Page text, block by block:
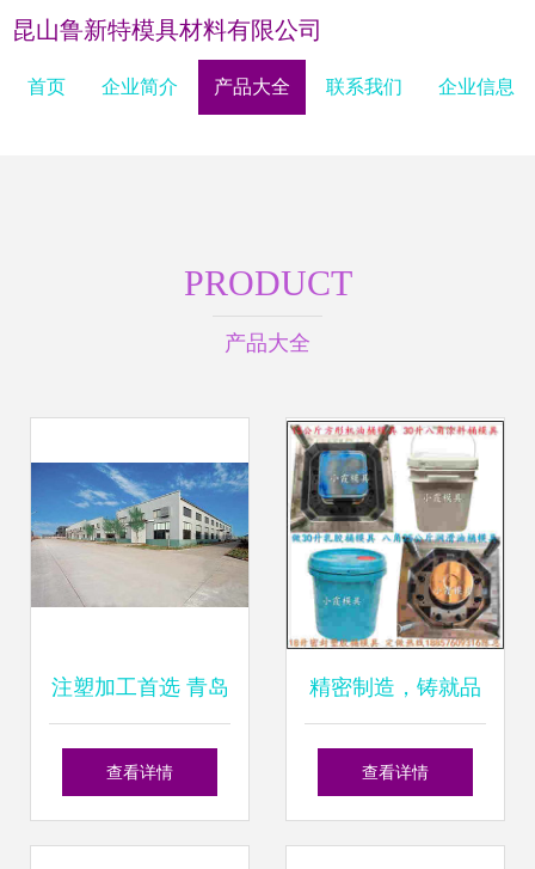
昆山鲁新特模具材料有限公司
首页 企业简介 产品大全 联系我们 企业信息
PRODUCT
产品大全
注塑加工首选 青岛
周边高密大正模
查看详情
精密制造，铸就品
质 探秘食品桶模具
查看详情